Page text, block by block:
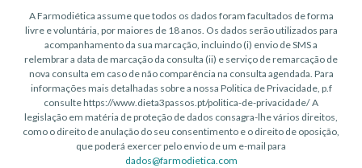
A Farmodiética assume que todos os dados foram facultados de forma
livre e voluntária, por maiores de 18 anos. Os dados serão utilizados para
acompanhamento da sua marcação, incluindo (i) envio de SMS a
relembrar a data de marcação da consulta (ii) e serviço de remarcação de
nova consulta em caso de não comparência na consulta agendada. Para
informações mais detalhadas sobre a nossa Politica de Privacidade, p.f
consultehttps://www.dieta3passos.pt/politica-de-privacidade/ A
legislação em matéria de proteção de dados consagra-lhe vários direitos,
como o direito de anulação do seu consentimento e o direito de oposição,
que poderá exercer pelo envio de um e-mail para
dados@farmodietica.com